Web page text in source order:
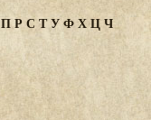
ПР СТУФХЦЧ